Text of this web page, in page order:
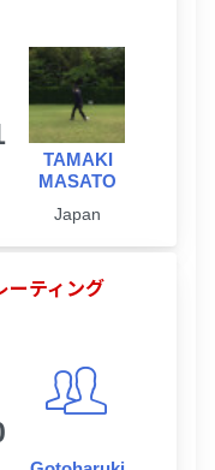
TAMAKI
MASATO
Japan
ティング